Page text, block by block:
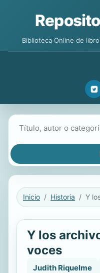
Biblioteca Online de
Inicio Historia
Y los
voces
Judith Riquelme